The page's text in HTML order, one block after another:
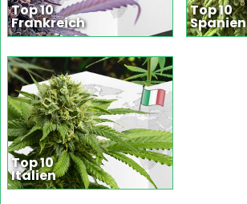
Top 10
Frankreich
Top 10
Spanien
Top 10
Italien